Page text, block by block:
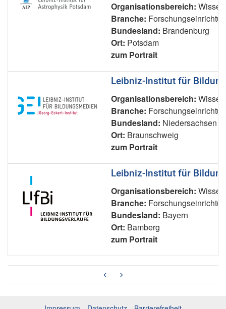
Organisationsbereich:
Branche:
Bundesland: Brandenburg
Ort: Potsdam
zum Portrait
Leibniz-Institut für
Organisationsbereich:
Branche:
Bundesland: Niedersachsen
Ort: Braunschweig
zum Portrait
Leibniz-Institut für
Organisationsbereich:
Branche:
Bundesland: Bayern
Ort: Bamberg
zum Portrait